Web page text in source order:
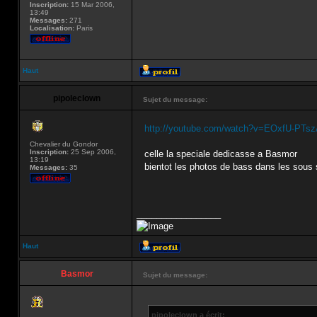
Inscription: 15 Mar 2006,
13:49
Messages: 271
Localisation: Paris
Haut
pipoleclown Sujet du message:
Chevalier du Gondor
Inscription: 25 Sep 2006,
13:19
Messages: 35
http://youtube.com/watch?v=EOxfU-
celle la speciale dedicasse a Basmor
bientot les photos de bass dans les sous
Haut
Basmor Sujet du message:
pipoleclown a écrit: